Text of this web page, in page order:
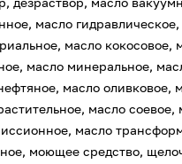
масло
масло кокосовое,
масло минеральное,
масло оливковое,
масло соевое,
масло
моющее средство,